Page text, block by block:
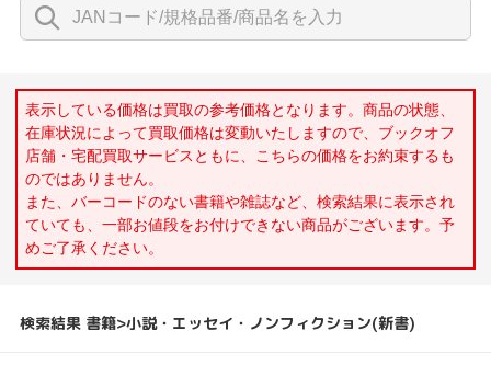
表示している価格は買取の参考価格となります。商品の状態、
在庫状況によって買取価格は変動いたしますので、ブックオフ
店舗・宅配買取サービスともに、こちらの価格をお約束するも
のではありません。
また、バーコードのない書籍や雑誌など、検索結果に表示され
ていても、一部お値段をお付けできない商品がございます。予
めご了承ください。
検索結果 書籍>小説・エッセイ・ノンフィクション(新書)